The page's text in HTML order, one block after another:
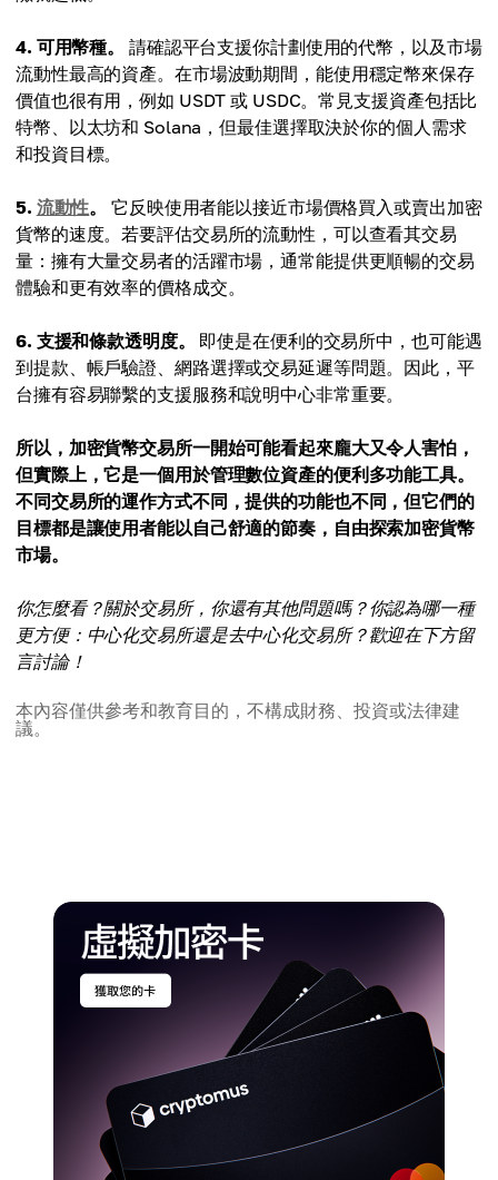
4. 可用幣種。
請確認平台支援你計劃使用的代幣，以及市場
流動性最高的資產。在市場波動期間，能使用穩定幣來保存
價值也很有用，例如 USDT 或 USDC。常見支援資產包括比
特幣、以太坊和 Solana，但最佳選擇取決於你的個人需求
和投資目標。
5. 流動性。
它反映使用者能以接近市場價格買入或賣出加密
貨幣的速度。若要評估交易所的流動性，可以查看其交易
量：擁有大量交易者的活躍市場，通常能提供更順暢的交易
體驗和更有效率的價格成交。
6. 支援和條款透明度。
即使是在便利的交易所中，也可能遇
到提款、帳戶驗證、網路選擇或交易延遲等問題。因此，平
台擁有容易聯繫的支援服務和說明中心非常重要。
所以，加密貨幣交易所一開始可能看起來龐大又令人害怕，
但實際上，它是一個用於管理數位資產的便利多功能工具。
不同交易所的運作方式不同，提供的功能也不同，但它們的
目標都是讓使用者能以自己舒適的節奏，自由探索加密貨幣
市場。
你怎麼看？關於交易所，你還有其他問題嗎？你認為哪一種
更方便：中心化交易所還是去中心化交易所？歡迎在下方留
言討論！
本內容僅供參考和教育目的，不構成財務、投資或法律建
議。